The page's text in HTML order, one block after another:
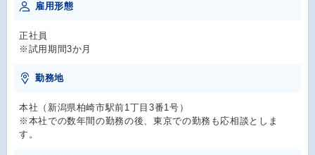
雇用形態
正社員
※試用期間3か月
勤務地
本社（新潟県柏崎市駅前1丁目3番1号）
※本社での数年間の勤務の後、東京での勤務も応相談としま
す。